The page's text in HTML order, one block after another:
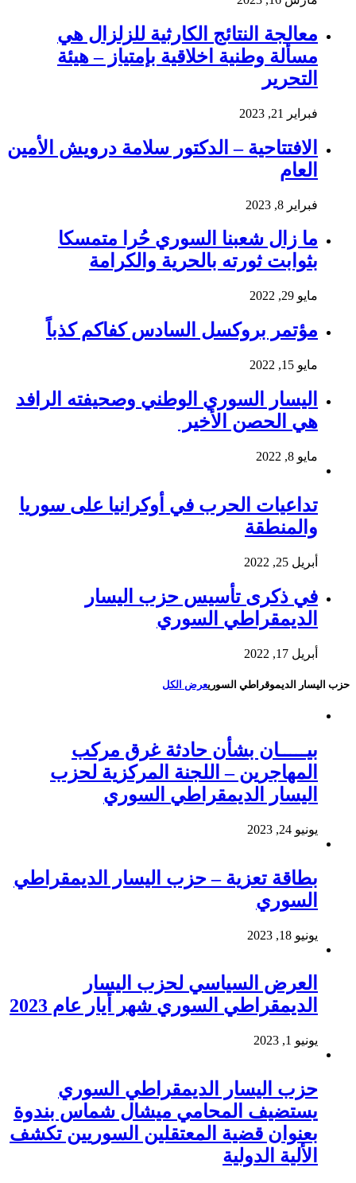
معالجة النتائج الكارثية للزلزال هي
مسألة وطنية اخلاقية بإمتياز – هيئة
التحرير
فبراير 21, 2023
الافتتاحية – الدكتور سلامة درويش الأمين
العام
فبراير 8, 2023
ما زال شعبنا السوري حُرا متمسكا
بثوابت ثورته بالحرية والكرامة
مايو 29, 2022
مؤتمر بروكسل السادس كفاكم كذباً
مايو 15, 2022
اليسار السوري الوطني وصحيفته الرافد
هي الحصن الأخير
مايو 8, 2022
تداعيات الحرب في أوكرانيا على سوريا
والمنطقة
أبريل 25, 2022
في ذكرى تأسيس حزب اليسار
الديمقراطي السوري
أبريل 17, 2022
حزب اليسار الديموقراطي السوريعرض الكل
بيـــــان بشأن حادثة غرق مركب
المهاجرين – اللجنة المركزية لحزب
اليسار الديمقراطي السوري
يونيو 24, 2023
بطاقة تعزية – حزب اليسار الديمقراطي
السوري
يونيو 18, 2023
العرض السياسي لحزب اليسار
الديمقراطي السوري شهر أيار عام 2023
يونيو 1, 2023
حزب اليسار الديمقراطي السوري
يستضيف المحامي ميشال شماس بندوة
بعنوان قضية المعتقلين السوريين تكشف
الألية الدولية